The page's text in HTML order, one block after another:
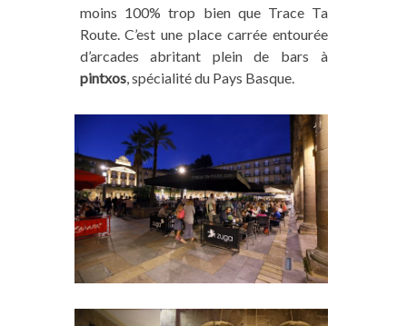
moins 100% trop bien que Trace Ta
Route. C’est une place carrée entourée
d’arcades abritant plein de bars à
pintxos, spécialité du Pays Basque.